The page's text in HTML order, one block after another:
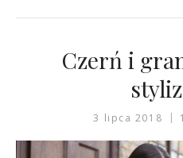
Czerń i
3 lipca 2018